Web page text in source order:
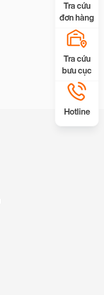
Tra cứu
đơn hàng
Tra cứu
bưu cục
Hotline